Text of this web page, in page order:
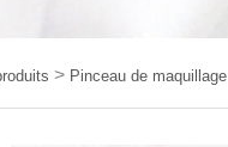
> Pinceau de maquillage